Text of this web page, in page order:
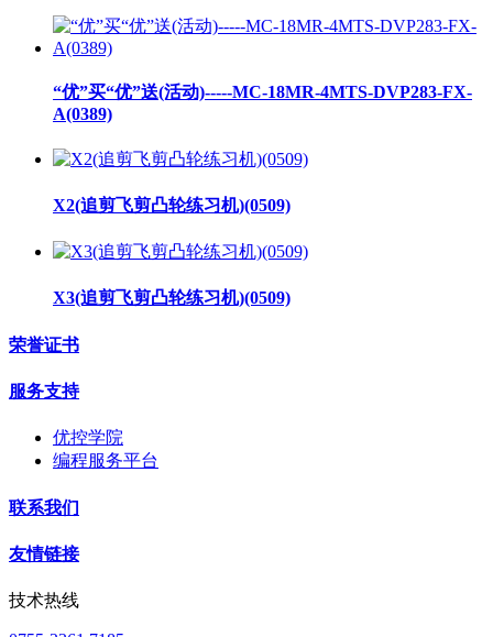
“优”买“优”送(活动)-----MC-18MR-4MTS-DVP283-FX-
A(0389)
X2(追剪飞剪凸轮练习机)(0509)
X3(追剪飞剪凸轮练习机)(0509)
荣誉证书
服务支持
优控学院
编程服务平台
联系我们
友情链接
技术热线